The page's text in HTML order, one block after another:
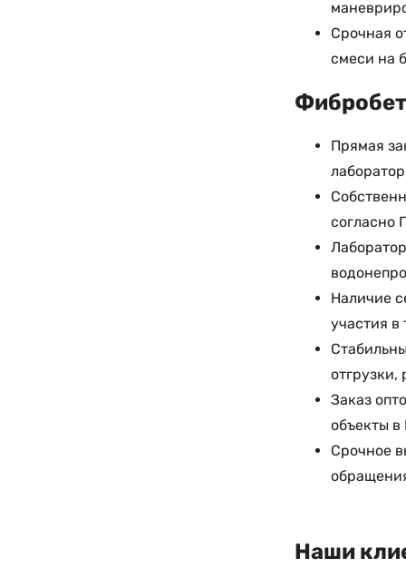
Срочная
смеси на
Прямая
согласно
Наличие
участия в
отгрузки,
Заказ
объекты
Срочное
Наши